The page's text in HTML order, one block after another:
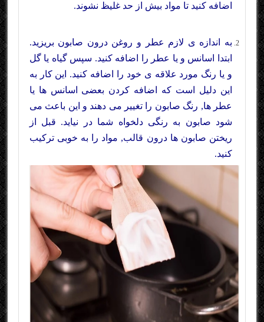
اضافه کنید تا مواد بیش از حد غلیظ نشوند.
به اندازه ی لازم عطر و روغن درون صابون بریزید.
ابتدا اسانس و یا عطر را اضافه کنید. سپس گیاه یا گل
و یا رنگ مورد علاقه ی خود را اضافه کنید. این کار به
این دلیل است که اضافه کردن بعضی اسانس ها یا
عطر ها, رنگ صابون را تغییر می دهند و این باعث می
شود صابون به رنگی دلخواه شما در نیاید. قبل از
ریختن صابون ها درون قالب, مواد را به خوبی ترکیب
کنید.